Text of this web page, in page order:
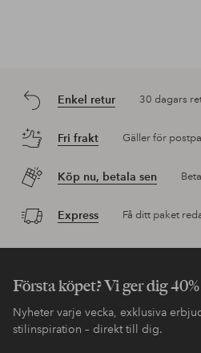
Enkel retur 30 dagars
Fri frakt Gäller för
Köp nu, betala sen
Express Få ditt paket
Första köpet? Vi ger dig
Nyheter varje vecka, exklusiva
stilinspiration – direkt till dig.